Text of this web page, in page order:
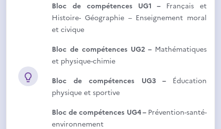
Bloc de compétences UG1 – Français et
Histoire- Géographie – Enseignement moral
et civique
Bloc de compétences UG2 – Mathématiques
et physique-chimie
Bloc de compétences UG3 – Éducation
physique et sportive
Bloc de compétences UG4 – Prévention-santé-
environnement